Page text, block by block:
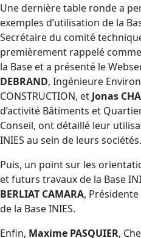
Une dernière table ronde a
exemples d’utilisation de la
Secrétaire du comité
premièrement rappelé
la Base et a présenté le
DEBRAND, Ingénieure
CONSTRUCTION, et Jonas
d’activité Bâtiments et
Conseil, ont détaillé leur
INIES au sein de leurs sociétés.
Puis, un point sur les
et futurs travaux de la Base
BERLIAT CAMARA,
de la Base INIES.
Enfin, Maxime PASQUIER,